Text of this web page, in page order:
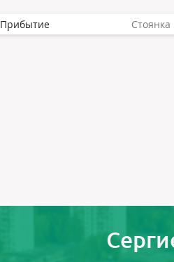
Прибытие Стоянка